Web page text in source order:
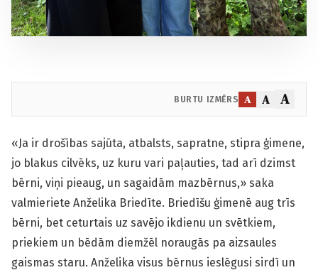
BURTU IZMĒRS A A A
«Ja ir drošības sajūta, atbalsts, sapratne, stipra ģimene,
jo blakus cilvēks, uz kuru vari paļauties, tad arī dzimst
bērni, viņi pieaug, un sagaidām mazbērnus,» saka
valmieriete Anželika Briedīte. Briedīšu ģimenē aug trīs
bērni, bet ceturtais uz savējo ikdienu un svētkiem,
priekiem un bēdām diemžēl noraugās pa aizsaules
gaismas staru. Anželika visus bērnus ieslēgusi sirdī un